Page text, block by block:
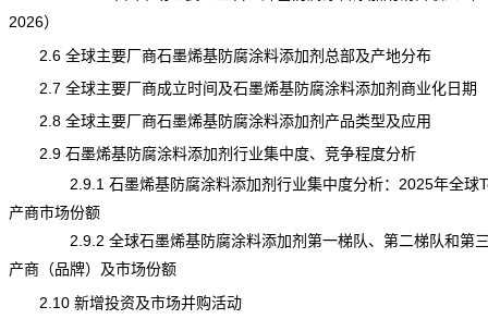
2026）
2.6 全球主要厂商石墨烯基防腐涂料添加剂总部及产地分布
2.7 全球主要厂商成立时间及石墨烯基防腐涂料添加剂商业化日期
2.8 全球主要厂商石墨烯基防腐涂料添加剂产品类型及应用
2.9 石墨烯基防腐涂料添加剂行业集中度、竞争程度分析
2.9.1 石墨烯基防腐涂料添加剂行业集中度分析：2025年全球
产商市场份额
2.9.2 全球石墨烯基防腐涂料添加剂第一梯队、第二梯队和第
产商（品牌）及市场份额
2.10 新增投资及市场并购活动